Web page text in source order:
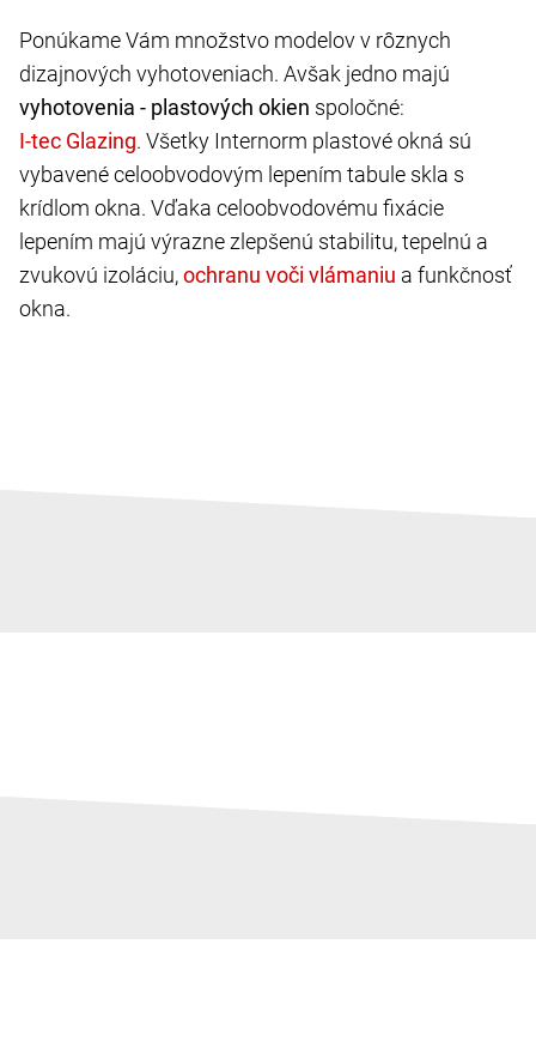
Ponúkame Vám množstvo modelov v rôznych
dizajnových vyhotoveniach. Avšak jedno majú
vyhotovenia - plastových okien spoločné:
. Všetky Internorm plastové okná sú
vybavené celoobvodovým lepením tabule skla s
krídlom okna. Vďaka celoobvodovému fixácie
lepením majú výrazne zlepšenú stabilitu, tepelnú a
zvukovú izoláciu,
a funkčnosť
okna.